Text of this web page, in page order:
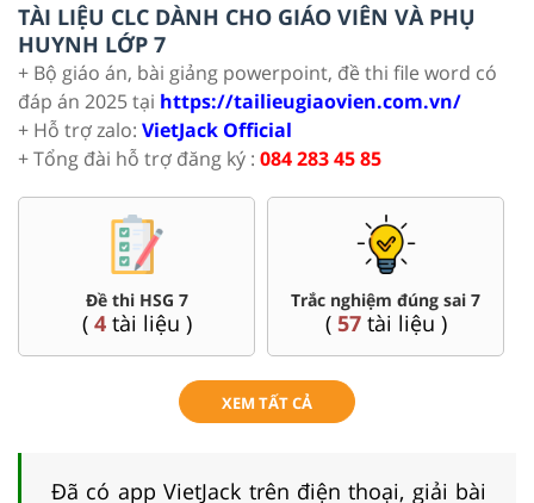
TÀI LIỆU CLC DÀNH CHO GIÁO VIÊN VÀ PHỤ
HUYNH LỚP 7
+ Bộ giáo án, bài giảng powerpoint, đề thi file word có
đáp án 2025 tại https://tailieugiaovien.com.vn/
+ Hỗ trợ zalo: VietJack Official
+ Tổng đài hỗ trợ đăng ký : 084 283 45 85
Đề thi HSG 7
( 4tài liệu )
Trắc nghiệm đúng sai 7
( 57tài liệu )
XEM TẤT CẢ
Đã có app VietJack trên điện thoại, giải bài